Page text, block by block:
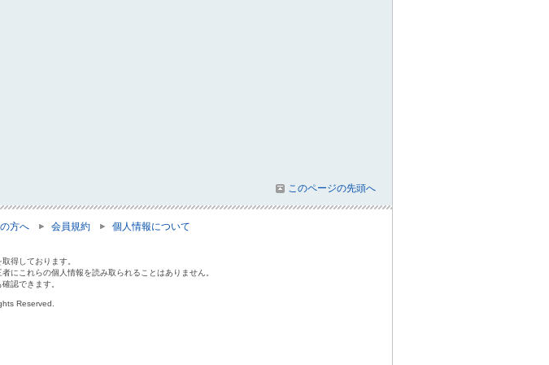
このページの先頭へ
方へ 会員規約 個人情報について
得しております。
にこれらの個人情報を読み取られることはありません。
認できます。
Reserved.